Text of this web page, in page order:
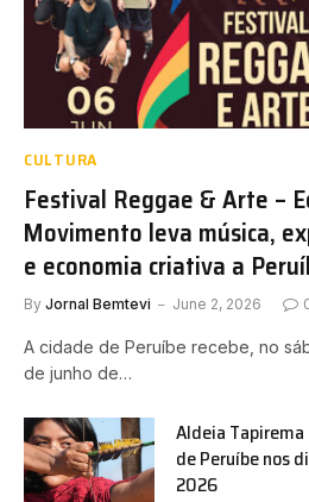
CULTURA
Festival Reggae & Arte –
Movimento leva música,
e economia criativa a
By Jornal Bemtevi June 2, 2026
A cidade de Peruíbe recebe, no
de junho de…
Aldeia
de Peruíbe nos
2026